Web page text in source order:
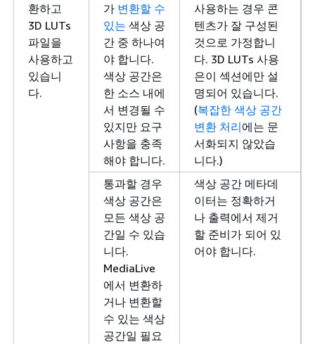
환하고
3D LUTs
파일을
사용하고
있습니
다.
가 변환할 수
있는 색상 공
간 중 하나여
야 합니다.
색상 공간은
한 소스 내에
서 변경될 수
있지만 요구
사항을 충족
해야 합니다.
사용하는 경우 콘
텐츠가 잘 구성된
것으로 가정합니
다. 3D LUTs 사용
은이 섹션에만 설
명되어 있습니다.
(복잡한 색상 공간
변환 처리에는 문
서화되지 않았습
니다.)
통과할 경우
색상 공간은
모든 색상 공
간일 수 있습
니다.
MediaLive
에서 변환하
거나 변환할
수 있는 색상
공간일 필요
색상 공간 메타데
이터는 정확하거
나 출력에서 제거
할 준비가 되어 있
어야 합니다.